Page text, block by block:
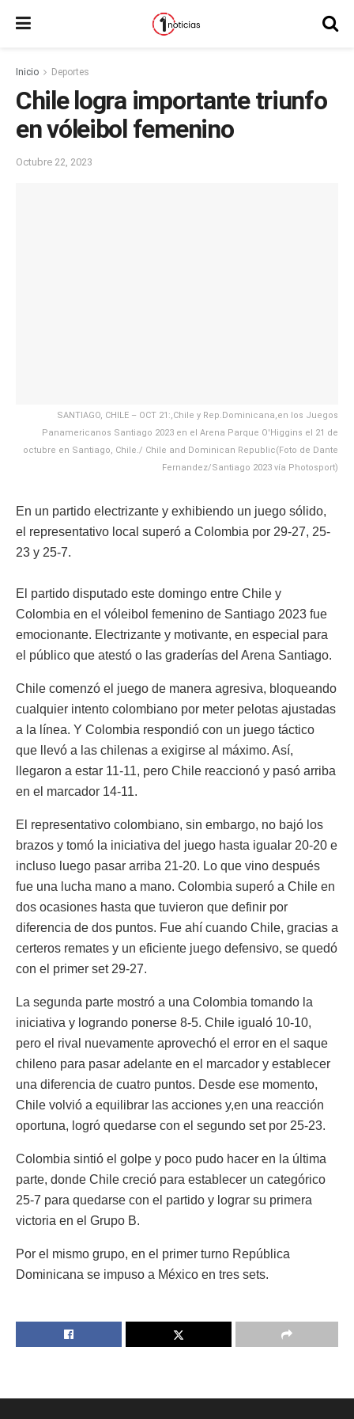
Inicio Deportes
Chile logra importante triunfo
en vóleibol femenino
Octubre 22, 2023
SANTIAGO, CHILE – OCT 21:,Chile y Rep.Dominicana,en los Juegos
Panamericanos Santiago 2023 en el Arena Parque O'Higgins el 21 de
octubre en Santiago, Chile./ Chile and Dominican Republic(Foto de Dante
Fernandez/Santiago 2023 vía Photosport)
En un partido electrizante y exhibiendo un juego sólido,
el representativo local superó a Colombia por 29-27, 25-
23 y 25-7.
El partido disputado este domingo entre Chile y
Colombia en el vóleibol femenino de Santiago 2023 fue
emocionante. Electrizante y motivante, en especial para
el público que atestó o las graderías del Arena Santiago.
Chile comenzó el juego de manera agresiva, bloqueando
cualquier intento colombiano por meter pelotas ajustadas
a la línea. Y Colombia respondió con un juego táctico
que llevó a las chilenas a exigirse al máximo. Así,
llegaron a estar 11-11, pero Chile reaccionó y pasó arriba
en el marcador 14-11.
El representativo colombiano, sin embargo, no bajó los
brazos y tomó la iniciativa del juego hasta igualar 20-20 e
incluso luego pasar arriba 21-20. Lo que vino después
fue una lucha mano a mano. Colombia superó a Chile en
dos ocasiones hasta que tuvieron que definir por
diferencia de dos puntos. Fue ahí cuando Chile, gracias a
certeros remates y un eficiente juego defensivo, se quedó
con el primer set 29-27.
La segunda parte mostró a una Colombia tomando la
iniciativa y logrando ponerse 8-5. Chile igualó 10-10,
pero el rival nuevamente aprovechó el error en el saque
chileno para pasar adelante en el marcador y establecer
una diferencia de cuatro puntos. Desde ese momento,
Chile volvió a equilibrar las acciones y,en una reacción
oportuna, logró quedarse con el segundo set por 25-23.
Colombia sintió el golpe y poco pudo hacer en la última
parte, donde Chile creció para establecer un categórico
25-7 para quedarse con el partido y lograr su primera
victoria en el Grupo B.
Por el mismo grupo, en el primer turno República
Dominicana se impuso a México en tres sets.